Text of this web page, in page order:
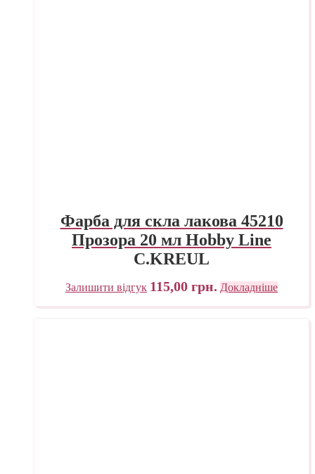
Фарба для скла лакова 45210
Прозора 20 мл Hobby Line
C.KREUL
Залишити відгук 115,00 грн. Докладніше